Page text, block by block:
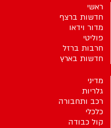
ראשי
חדשות ברצף
מדור וידאו
פוליטי
חרבות ברזל
חדשות בארץ
מדיני
גלריות
רכב ותחבורה
כלכלי
קול כבודה